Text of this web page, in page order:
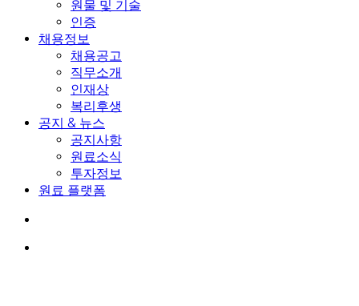
원물 및 기술
인증
채용정보
채용공고
직무소개
인재상
복리후생
공지 & 뉴스
공지사항
원료소식
투자정보
원료 플랫폼